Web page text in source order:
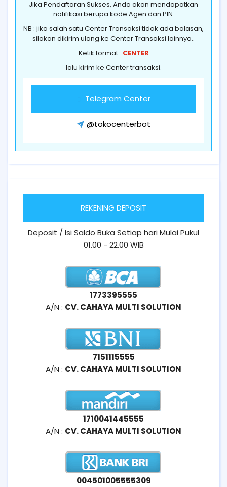
Jika Pendaftaran Sukses, Anda akan mendapatkan
notifikasi berupa kode Agen dan PIN.
NB : jika salah satu Center Transaksi tidak ada balasan,
silakan dikirim ulang ke Center Transaksi lainnya..
Ketik format : CENTER
lalu kirim ke Center transaksi.
Telegram Center
@tokocenterbot
REKENING DEPOSIT
Deposit / Isi Saldo Buka Setiap hari Mulai Pukul
01.00 - 22.00 WIB
1773395555
A/N : CV. CAHAYA MULTI SOLUTION
7151115555
A/N : CV. CAHAYA MULTI SOLUTION
1710041445555
A/N : CV. CAHAYA MULTI SOLUTION
004501005555309